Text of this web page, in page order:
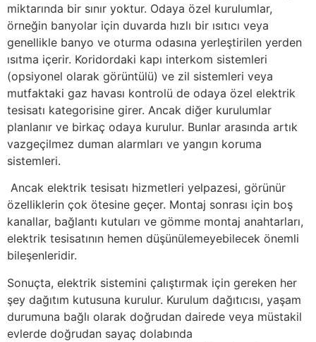
miktarında bir sınır yoktur. Odaya özel kurulumlar,
örneğin banyolar için duvarda hızlı bir ısıtıcı veya
genellikle banyo ve oturma odasına yerleştirilen yerden
ısıtma içerir. Koridordaki kapı interkom sistemleri
(opsiyonel olarak görüntülü) ve zil sistemleri veya
mutfaktaki gaz havası kontrolü de odaya özel elektrik
tesisatı kategorisine girer. Ancak diğer kurulumlar
planlanır ve birkaç odaya kurulur. Bunlar arasında artık
vazgeçilmez duman alarmları ve yangın koruma
sistemleri.
Ancak elektrik tesisatı hizmetleri yelpazesi, görünür
özelliklerin çok ötesine geçer. Montaj sonrası için boş
kanallar, bağlantı kutuları ve gömme montaj anahtarları,
elektrik tesisatının hemen düşünülemeyebilecek önemli
bileşenleridir.
Sonuçta, elektrik sistemini çalıştırmak için gereken her
şey dağıtım kutusuna kurulur. Kurulum dağıtıcısı, yaşam
durumuna bağlı olarak doğrudan dairede veya müstakil
evlerde doğrudan sayaç dolabında